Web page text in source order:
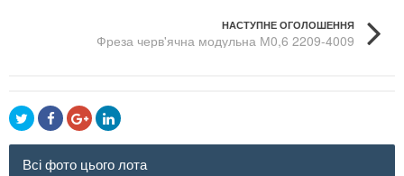
НАСТУПНЕ ОГОЛОШЕННЯ
Фреза черв'ячна модульна М0,6 2209-4009
Всі фото цього лота